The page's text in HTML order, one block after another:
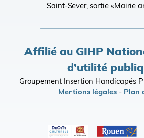
Saint-Sever, sortie «Mairie
Affilié au GIHP
d’utilité
Groupement Insertion Handicapés
Mentions légales- Plan